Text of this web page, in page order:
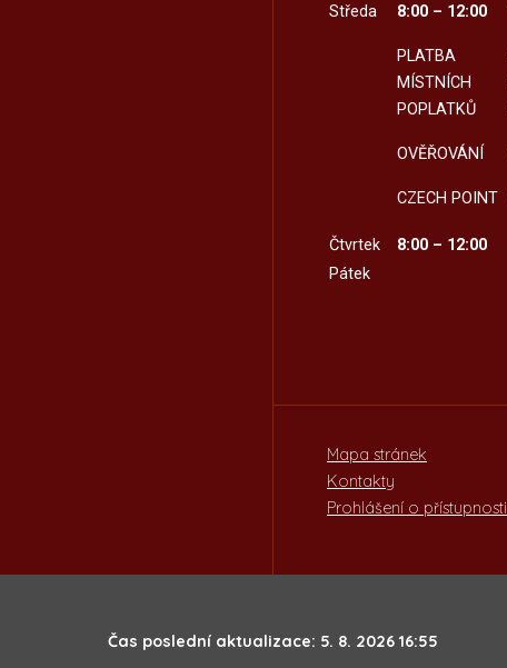
Středa
8:00 – 12:00
PLATBA
MÍSTNÍCH
POPLATKŮ
OVĚŘOVÁNÍ
CZECH POINT
Čtvrtek
8:00 – 12:00
Pátek
Mapa stránek
Kontakty
Prohlášení o přístupnosti
Čas poslední aktualizace: 5. 8. 2026 16:55